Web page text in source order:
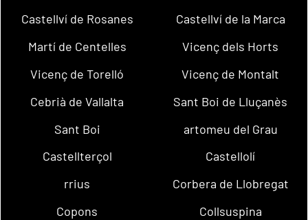
Castellví de Rosanes
Castellví de la Marca
Martí de Centelles
Vicenç dels Horts
Vicenç de Torelló
Vicenç de Montalt
Cebrià de Vallalta
Sant Boi de Lluçanès
Sant Boi
artomeu del Grau
Castellterçol
Castellolí
rrius
Corbera de Llobregat
Copons
Collsuspina